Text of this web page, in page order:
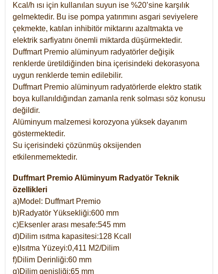
Kcal/h ısı için kullanılan suyun ise %20’sine karşılık
gelmektedir. Bu ise pompa yatırımını asgari seviyelere
çekmekte, katılan inhibitör miktarını azaltmakta ve
elektrik sarfiyatını önemli miktarda düşürmektedir.
Duffmart Premio alüminyum radyatörler değişik
renklerde üretildiğinden bina içerisindeki dekorasyona
uygun renklerde temin edilebilir.
Duffmart Premio alüminyum radyatörlerde elektro statik
boya kullanıldığından zamanla renk solması söz konusu
değildir.
Alüminyum malzemesi korozyona yüksek dayanım
göstermektedir.
Su içerisindeki çözünmüş oksijenden
etkilenmemektedir.
Duffmart Premio Alüminyum Radyatör Teknik
özellikleri
a)Model: Duffmart Premio
b)Radyatör Yüksekliği:600 mm
c)Eksenler arası mesafe:545 mm
d)Dilim ısıtma kapasitesi:128 Kcall
e)Isıtma Yüzeyi:0,411 M2/Dilim
f)Dilim Derinliği:60 mm
g)Dilim genişliği:65 mm